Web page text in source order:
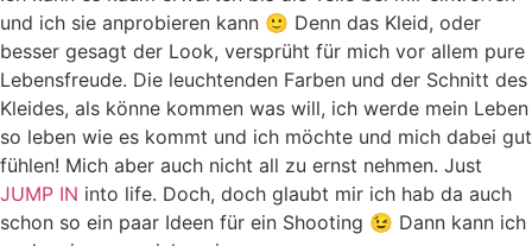
und ich sie anprobieren kann 🙂 Denn das Kleid, oder
besser gesagt der Look, versprüht für mich vor allem pure
Lebensfreude. Die leuchtenden Farben und der Schnitt des
Kleides, als könne kommen was will, ich werde mein Leben
so leben wie es kommt und ich möchte und mich dabei gut
fühlen! Mich aber auch nicht all zu ernst nehmen. Just
JUMP IN into life. Doch, doch glaubt mir ich hab da auch
schon so ein paar Ideen für ein Shooting 😉 Dann kann ich